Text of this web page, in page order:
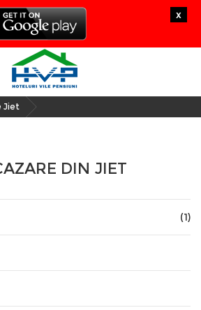
x
Toggle
navigation
Jiet
DIN JIET
(1)